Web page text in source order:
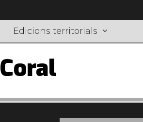
Edicions territorials